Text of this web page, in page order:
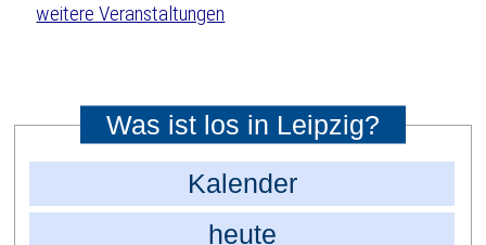
weitere Veranstaltungen
Was ist los in Leipzig?
Kalender
heute